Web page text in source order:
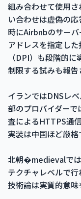
組み合わせて使用
い合わせは虚偽の
時にAirbnbのサー
アドレスを指定し
（DPI）も段階的
制限する試みも報告
イランではDNSレ
部のプロバイダー
査によるHTTPS通
実装は中国ほど厳格
北朝�medievalでは
テクチャレベルで
技術論は実質的意味